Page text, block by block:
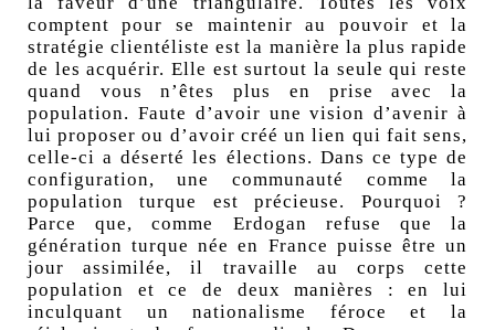
comptent pour se maintenir au pouvoir et la
stratégie clientéliste est la manière la plus rapide
de les acquérir. Elle est surtout la seule qui reste
quand vous n’êtes plus en prise avec la
population. Faute d’avoir une vision d’avenir à
lui proposer ou d’avoir créé un lien qui fait sens,
celle-ci a déserté les élections. Dans ce type de
configuration, une communauté comme la
population turque est précieuse. Pourquoi ?
Parce que, comme Erdogan refuse que la
génération turque née en France puisse être un
jour assimilée, il travaille au corps cette
population et ce de deux manières : en lui
inculquant un nationalisme féroce et la